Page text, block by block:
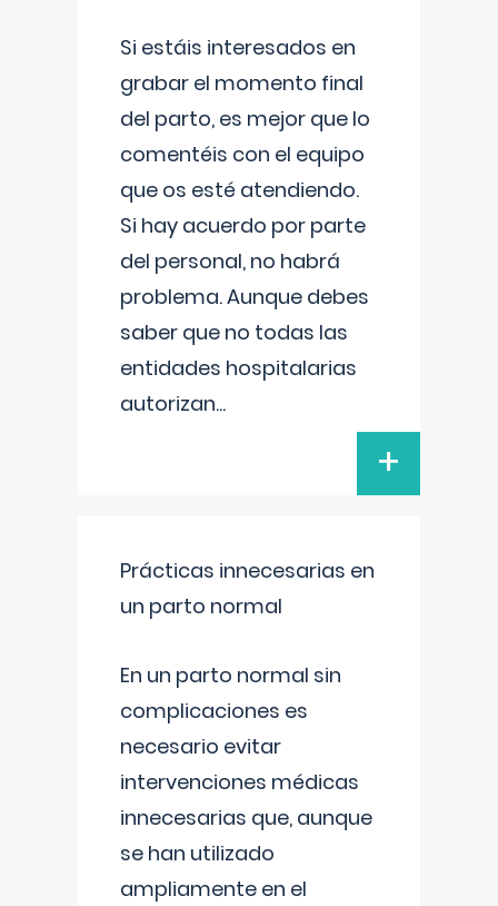
Si estáis interesados en
grabar el momento final
del parto, es mejor que lo
comentéis con el equipo
que os esté atendiendo.
Si hay acuerdo por parte
del personal, no habrá
problema. Aunque debes
saber que no todas las
entidades hospitalarias
autorizan...
+
Prácticas innecesarias en
un parto normal
En un parto normal sin
complicaciones es
necesario evitar
intervenciones médicas
innecesarias que, aunque
se han utilizado
ampliamente en el